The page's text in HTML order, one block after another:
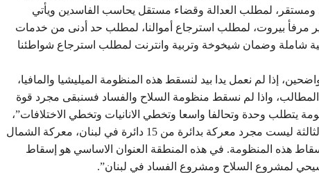
لمطلب العدالة وقضاء مستقل يحاسب الفاسدين ويأتي
مرفأ بيروت، لمطلب استرجاع أموالنا، لمطلب حد أدنى من خدمات
شاملة وضمان شيخوخة وتربية وانترنت لمطلب استرجاع شواطئنا
إذا لم نعمل يدا بيد لنسقط هذه المنظومة الميليشيا والمافيا،
واذا لم نسقط منظومة السلاح والفساد فسنبقى مجرد قوة
يتطلب وحدة وتحالفا واسعا وتخطي الانانيات وتخطي الاختلافات”،
لافتاً الى ان “معركة الشمال الثالثة ليست مجرد معركة بدائرة من 15 دائرة في لبنان، معركة الشمال
هذه المنظومة. في هذه المنطقة العنوان الاساسي هو إسقاط
لمشروع السلاح ومشروع الفساد في لبنان”.